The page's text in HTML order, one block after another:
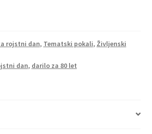
rojstni dan, Tematski pokali, Življenski
dan, darilo za 80 let